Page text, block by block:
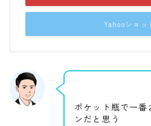
Yahooショッ
ポケット瓶で一番
ンだと思う